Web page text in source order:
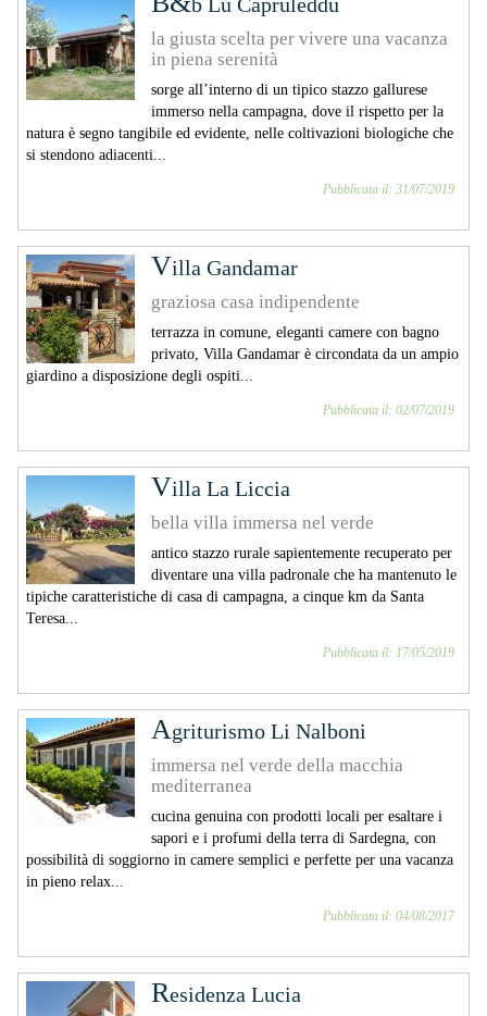
b Lu Capruleddu
la giusta scelta per vivere una vacanza
in piena serenità
sorge all’interno di un tipico stazzo gallurese
immerso nella campagna, dove il rispetto per la
natura è segno tangibile ed evidente, nelle coltivazioni biologiche che
si stendono adiacenti...
Pubblicata il: 31/07/2019
Villa Gandamar
graziosa casa indipendente
terrazza in comune, eleganti camere con bagno
privato, Villa Gandamar è circondata da un ampio
giardino a disposizione degli ospiti...
Pubblicata il: 02/07/2019
Villa La Liccia
bella villa immersa nel verde
antico stazzo rurale sapientemente recuperato per
diventare una villa padronale che ha mantenuto le
tipiche caratteristiche di casa di campagna, a cinque km da Santa
Teresa...
Pubblicata il: 17/05/2019
Agriturismo Li Nalboni
immersa nel verde della macchia
mediterranea
cucina genuina con prodotti locali per esaltare i
sapori e i profumi della terra di Sardegna, con
possibilità di soggiorno in camere semplici e perfette per una vacanza
in pieno relax...
Pubblicata il: 04/08/2017
Residenza Lucia